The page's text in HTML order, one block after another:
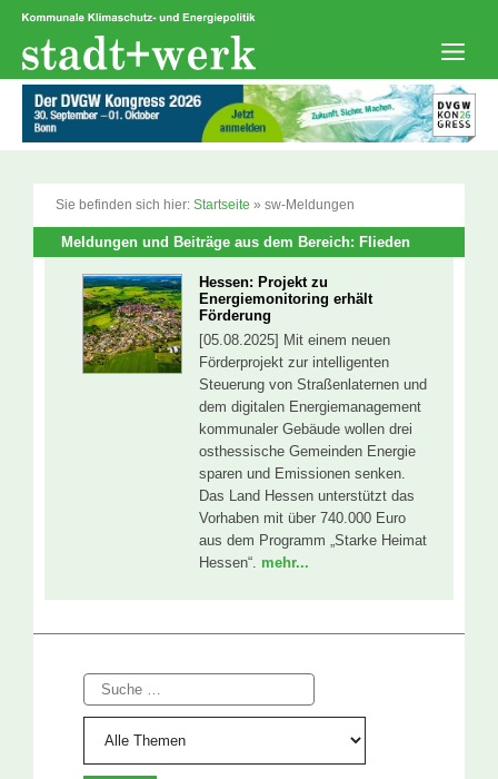
Zum
springen
Sie befinden sich hier: Startseite » sw-Meldungen
Meldungen und Beiträge aus dem Bereich: Flieden
Hessen: Projekt zu
Energiemonitoring erhält
Förderung
[05.08.2025] Mit einem neuen
Förderprojekt zur intelligenten
Steuerung von Straßenlaternen und
dem digitalen Energiemanagement
kommunaler Gebäude wollen drei
osthessische Gemeinden Energie
sparen und Emissionen senken.
Das Land Hessen unterstützt das
Vorhaben mit über 740.000 Euro
aus dem Programm „Starke Heimat
Hessen“. mehr...
Suche